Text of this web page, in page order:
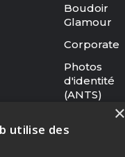
Boudoir
Glamour
Corporate
Photos
d'identité
(ANTS)
utilise des
×